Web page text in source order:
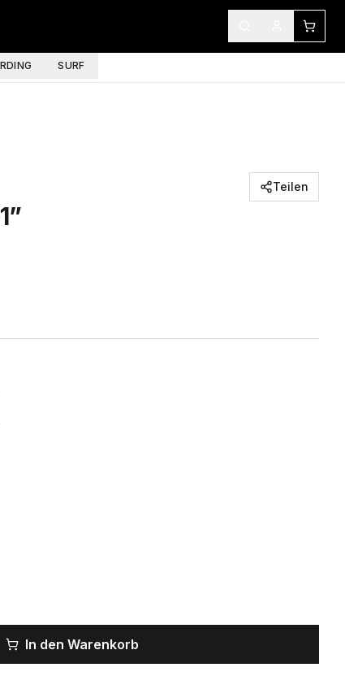
SURF
Teilen
In den Warenkorb